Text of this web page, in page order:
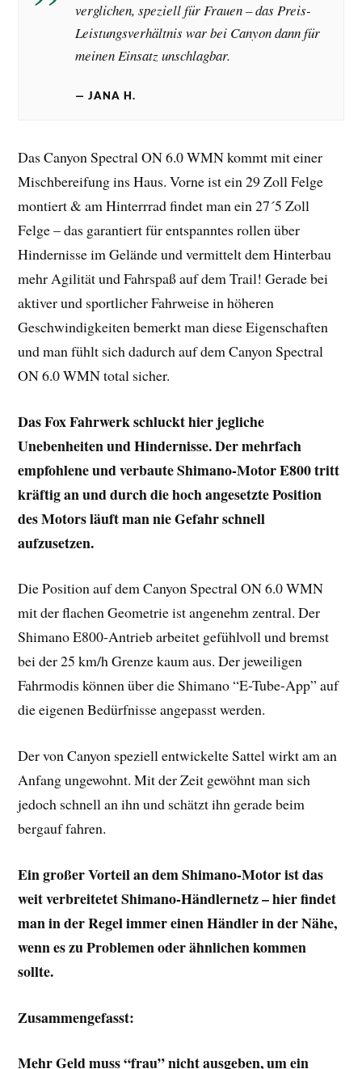
verglichen, speziell für Frauen – das Preis-
Leistungsverhältnis war bei Canyon dann für
meinen Einsatz unschlagbar.
JANA H.
Das Canyon Spectral ON 6.0 WMN kommt mit einer
Mischbereifung ins Haus. Vorne ist ein 29 Zoll Felge
montiert & am Hinterrrad findet man ein 27´5 Zoll
Felge – das garantiert für entspanntes rollen über
Hindernisse im Gelände und vermittelt dem Hinterbau
mehr Agilität und Fahrspaß auf dem Trail! Gerade bei
aktiver und sportlicher Fahrweise in höheren
Geschwindigkeiten bemerkt man diese Eigenschaften
und man fühlt sich dadurch auf dem Canyon Spectral
ON 6.0 WMN total sicher.
Das Fox Fahrwerk schluckt hier jegliche
Unebenheiten und Hindernisse. Der mehrfach
empfohlene und verbaute Shimano-Motor E800 tritt
kräftig an und durch die hoch angesetzte Position
des Motors läuft man nie Gefahr schnell
aufzusetzen.
Die Position auf dem Canyon Spectral ON 6.0 WMN
mit der flachen Geometrie ist angenehm zentral. Der
Shimano E800-Antrieb arbeitet gefühlvoll und bremst
bei der 25 km/h Grenze kaum aus. Der jeweiligen
Fahrmodis können über die Shimano “E-Tube-App” auf
die eigenen Bedürfnisse angepasst werden.
Der von Canyon speziell entwickelte Sattel wirkt am an
Anfang ungewohnt. Mit der Zeit gewöhnt man sich
jedoch schnell an ihn und schätzt ihn gerade beim
bergauf fahren.
Ein großer Vorteil an dem Shimano-Motor ist das
weit verbreitetet Shimano-Händlernetz – hier findet
man in der Regel immer einen Händler in der Nähe,
wenn es zu Problemen oder ähnlichen kommen
sollte.
Zusammengefasst:
Mehr Geld muss “frau” nicht ausgeben, um ein